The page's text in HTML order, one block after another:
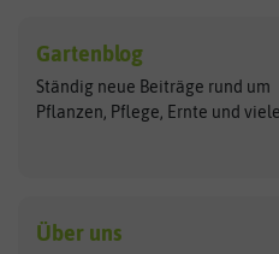
Exotische Samen
Gemüsesamen
Gründünger
Kräutersamen
Arche Noah
ASB Greenworld
Benary
Gartenblog
Ständig neue Beiträge rund um
Pflanzen, Pflege, Ernte und
Über uns